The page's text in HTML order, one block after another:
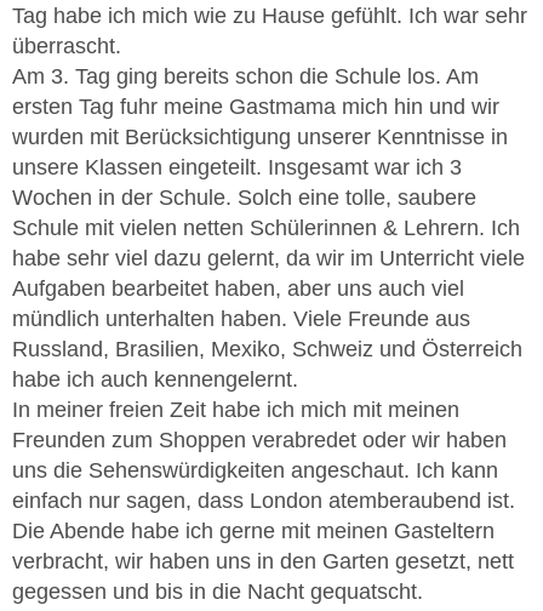
Tag habe ich mich wie zu Hause gefühlt. Ich war sehr
überrascht.
Am 3. Tag ging bereits schon die Schule los. Am
ersten Tag fuhr meine Gastmama mich hin und wir
wurden mit Berücksichtigung unserer Kenntnisse in
unsere Klassen eingeteilt. Insgesamt war ich 3
Wochen in der Schule. Solch eine tolle, saubere
Schule mit vielen netten Schülerinnen & Lehrern. Ich
habe sehr viel dazu gelernt, da wir im Unterricht viele
Aufgaben bearbeitet haben, aber uns auch viel
mündlich unterhalten haben. Viele Freunde aus
Russland, Brasilien, Mexiko, Schweiz und Österreich
habe ich auch kennengelernt.
In meiner freien Zeit habe ich mich mit meinen
Freunden zum Shoppen verabredet oder wir haben
uns die Sehenswürdigkeiten angeschaut. Ich kann
einfach nur sagen, dass London atemberaubend ist.
Die Abende habe ich gerne mit meinen Gasteltern
verbracht, wir haben uns in den Garten gesetzt, nett
gegessen und bis in die Nacht gequatscht.